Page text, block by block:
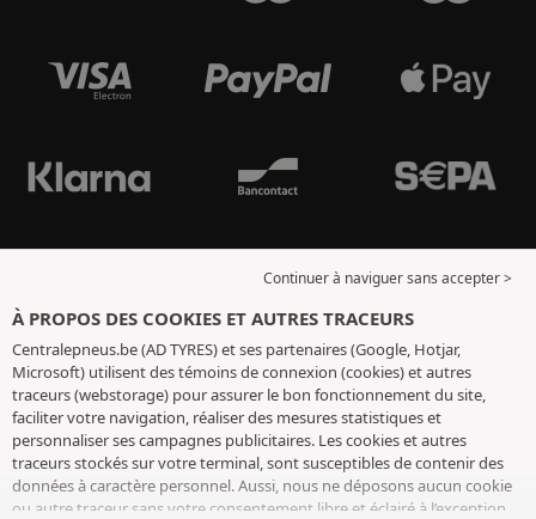
Continuer à naviguer sans accepter >
À PROPOS DES COOKIES ET AUTRES TRACEURS
Centralepneus.be (AD TYRES) et ses partenaires (Google, Hotjar,
Microsoft) utilisent des témoins de connexion (cookies) et autres
traceurs (webstorage) pour assurer le bon fonctionnement du site,
faciliter votre navigation, réaliser des mesures statistiques et
personnaliser ses campagnes publicitaires. Les cookies et autres
traceurs stockés sur votre terminal, sont susceptibles de contenir des
données à caractère personnel. Aussi, nous ne déposons aucun cookie
ou autre traceur sans votre consentement libre et éclairé à l’exception